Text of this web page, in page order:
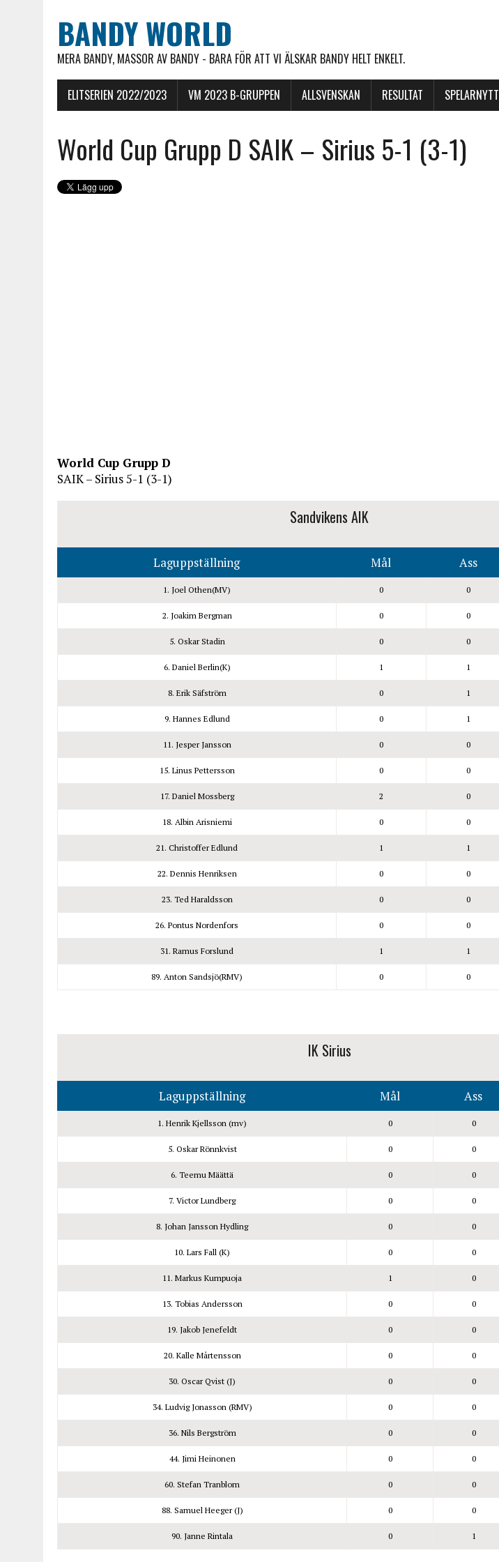
BANDY WORLD
MERA BANDY, MASSOR AV BANDY - BARA FÖR ATT VI ÄLSKAR BANDY HELT ENKELT.
ELITSERIEN 2022/2023 VM 2023 B-GRUPPEN ALLSVENSKAN RESULTAT SPELARNYTT
World Cup Grupp D SAIK – Sirius 5-1 (3-1)
World Cup Grupp D
SAIK – Sirius 5-1 (3-1)
Sandvikens AIK
Laguppställning Mål Ass
1. Joel Othen(MV) 0 0
2. Joakim Bergman 0 0
5. Oskar Stadin 0 0
6. Daniel Berlin(K) 1 1
8. Erik Säfström 0 1
9. Hannes Edlund 0 1
11. Jesper Jansson 0 0
15. Linus Pettersson 0 0
17. Daniel Mossberg 2 0
18. Albin Arisniemi 0 0
21. Christoffer Edlund 1 1
22. Dennis Henriksen 0 0
23. Ted Haraldsson 0 0
26. Pontus Nordenfors 0 0
31. Ramus Forslund 1 1
89. Anton Sandsjö(RMV) 0 0
IK Sirius
Laguppställning Mål Ass
1. Henrik Kjellsson (mv) 0 0
5. Oskar Rönnkvist 0 0
6. Teemu Määttä 0 0
7. Victor Lundberg 0 0
8. Johan Jansson Hydling 0 0
10. Lars Fall (K) 0 0
11. Markus Kumpuoja 1 0
13. Tobias Andersson 0 0
19. Jakob Jenefeldt 0 0
20. Kalle Mårtensson 0 0
30. Oscar Qvist (J) 0 0
34. Ludvig Jonasson (RMV) 0 0
36. Nils Bergström 0 0
44. Jimi Heinonen 0 0
60. Stefan Tranblom 0 0
88. Samuel Heeger (J) 0 0
90. Janne Rintala 0 1